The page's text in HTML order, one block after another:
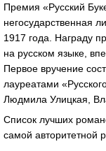
Премия «Русский
негосударственная
1917 года. Награду
на русском языке,
Первое вручение
лауреатами
Людмила Улицкая,
Список лучших
самой авторитетной